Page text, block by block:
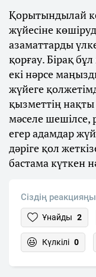
Қорытындылай
жүйесіне
азаматтарды
қорғау. Бірақ
екі нәрсе
жүйеге
қызметтің нақты
мәселе шешілсе,
егер адамдар
дәріге қол
бастама күткен
Сіздің
Ұнайды 2
Күлкілі 0